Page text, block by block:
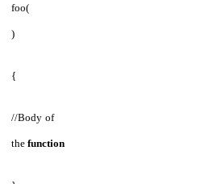
foo(
)
{
//Body of
the function